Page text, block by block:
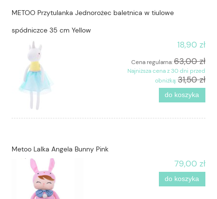
METOO Przytulanka Jednorożec baletnica w tiulowe
spódniczce 35 cm Yellow
18,90 zł
Cena regularna:63,00 zł
Najniższa cena z 30 dni przed
obniżką:31,50 zł
do koszyka
Metoo Lalka Angela Bunny Pink
79,00 zł
do koszyka